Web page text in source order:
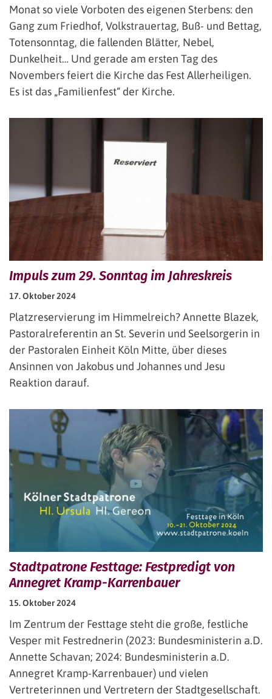
Monat so viele Vorboten des eigenen Sterbens: den
Gang zum Friedhof, Volkstrauertag, Buß- und Bettag,
Totensonntag, die fallenden Blätter, Nebel,
Dunkelheit… Und gerade am ersten Tag des
Novembers feiert die Kirche das Fest Allerheiligen.
Es ist das „Familienfest“ der Kirche.
Impuls zum 29. Sonntag im Jahreskreis
17. Oktober 2024
Platzreservierung im Himmelreich? Annette Blazek,
Pastoralreferentin an St. Severin und Seelsorgerin in
der Pastoralen Einheit Köln Mitte, über dieses
Ansinnen von Jakobus und Johannes und Jesu
Reaktion darauf.
Stadtpatrone Festtage: Festpredigt von
Annegret Kramp-Karrenbauer
15. Oktober 2024
Im Zentrum der Festtage steht die große, festliche
Vesper mit Festrednerin (2023: Bundesministerin a.D.
Annette Schavan; 2024: Bundesministerin a.D.
Annegret Kramp-Karrenbauer) und vielen
Vertreterinnen und Vertretern der Stadtgesellschaft.